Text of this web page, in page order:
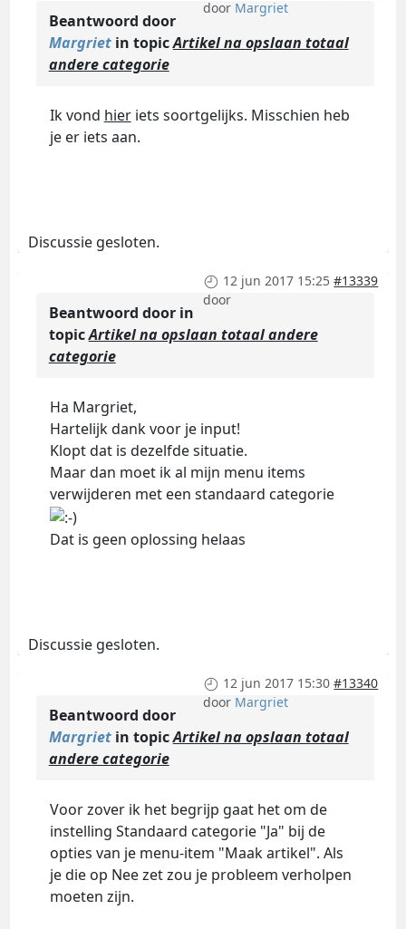
door Margriet
Beantwoord door
Margrietin topicArtikel na opslaan totaal
andere categorie
Ik vond hieriets soortgelijks. Misschien heb
je er iets aan.
Discussie gesloten.
12 jun 2017 15:25 #13339
door
Beantwoord door in
topicArtikel na opslaan totaal andere
categorie
Ha Margriet,
Hartelijk dank voor je input!
Klopt dat is dezelfde situatie.
Maar dan moet ik al mijn menu items
verwijderen met een standaard categorie
Dat is geen oplossing helaas
Discussie gesloten.
12 jun 2017 15:30 #13340
door Margriet
Beantwoord door
Margrietin topicArtikel na opslaan totaal
andere categorie
Voor zover ik het begrijp gaat het om de
instelling Standaard categorie "Ja" bij de
opties van je menu-item "Maak artikel". Als
je die op Nee zet zou je probleem verholpen
moeten zijn.